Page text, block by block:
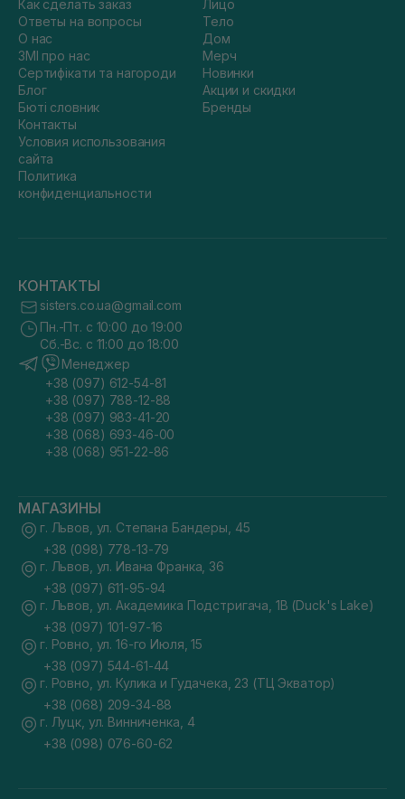
Как сделать заказ
Ответы на вопросы
О нас
ЗМІ про нас
Сертифікати та нагороди
Блог
Бюті словник
Контакты
Условия использования
сайта
Политика
конфиденциальности
Лицо
Тело
Дом
Мерч
Новинки
Акции и скидки
Бренды
КОНТАКТЫ
sisters.co.ua@gmail.com
Пн.-Пт. с 10:00 до 19:00
Сб.-Вс. с 11:00 до 18:00
Менеджер
+38 (097) 612-54-81
+38 (097) 788-12-88
+38 (097) 983-41-20
+38 (068) 693-46-00
+38 (068) 951-22-86
МАГАЗИНЫ
г. Львов, ул. Степана Бандеры, 45
+38 (098) 778-13-79
г. Львов, ул. Ивана Франка, 36
+38 (097) 611-95-94
г. Львов, ул. Академика Подстригача, 1В (Duck's Lake)
+38 (097) 101-97-16
г. Ровно, ул. 16-го Июля, 15
+38 (097) 544-61-44
г. Ровно, ул. Кулика и Гудачека, 23 (ТЦ Экватор)
+38 (068) 209-34-88
г. Луцк, ул. Винниченка, 4
+38 (098) 076-60-62